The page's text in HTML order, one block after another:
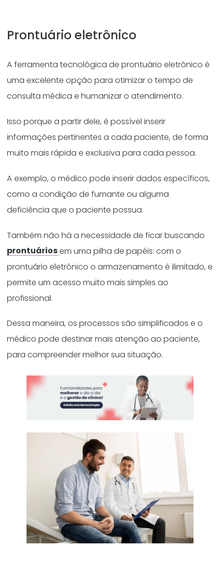
Prontuário eletrônico
A ferramenta tecnológica de prontuário eletrônico é
uma excelente opção para otimizar o tempo de
consulta médica e humanizar o atendimento.
Isso porque a partir dele, é possível inserir
informações pertinentes a cada paciente, de forma
muito mais rápida e exclusiva para cada pessoa.
A exemplo, o médico pode inserir dados específicos,
como a condição de fumante ou alguma
deficiência que o paciente possua.
Também não há a necessidade de ficar buscando
prontuáriosem uma pilha de papéis: com o
prontuário eletrônico o armazenamento é ilimitado, e
permite um acesso muito mais simples ao
profissional.
Dessa maneira, os processos são simplificados e o
médico pode destinar mais atenção ao paciente,
para compreender melhor sua situação.